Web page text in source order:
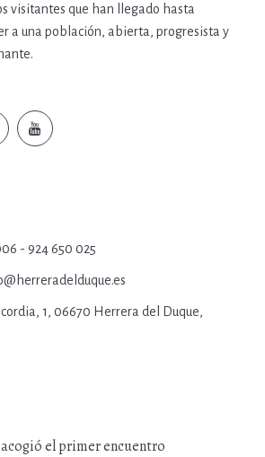
visitantes que han llegado hasta
a una población, abierta, progresista y
- 924 650 025
1, 06670 Herrera del Duque,
el primer encuentro